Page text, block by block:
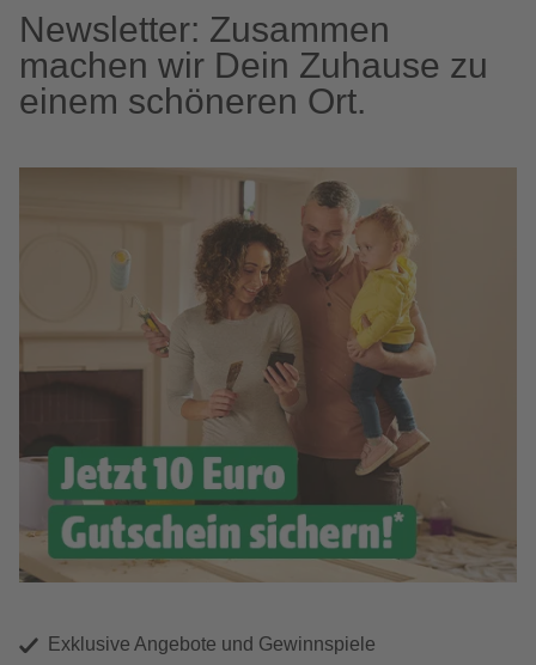
Newsletter: Zusammen
machen wir Dein Zuhause zu
einem schöneren Ort.
Exklusive Angebote und Gewinnspiele